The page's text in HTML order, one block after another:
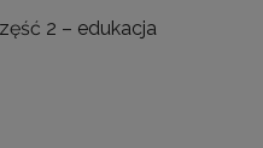
2 – edukacja